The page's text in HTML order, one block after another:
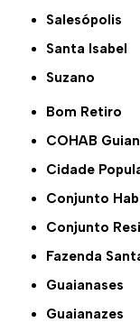
Salesópolis
Santa Isabel
Suzano
Bom Retiro
COHAB
Cidade
Conjunto
Conjunto
Fazenda
Guaianases
Guaianazes